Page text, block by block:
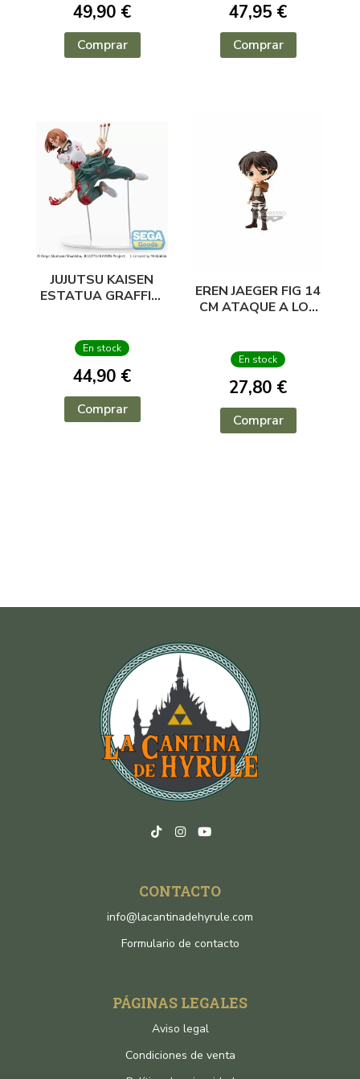
49,90 €
Comprar
47,95 €
Comprar
JUJUTSU KAISEN
ESTATUA GRAFFITI
En stock
44,90 €
Comprar
EREN JAEGER FIG 14
CM ATAQUE A LOS
En stock
27,80 €
Comprar
CONTACTO
info@lacantinadehyrule.com
Formulario de contacto
PÁGINAS LEGALES
Aviso legal
Condiciones de venta